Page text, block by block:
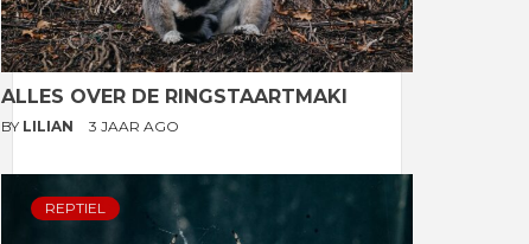
ALLES OVER DE RINGSTAARTMAKI
BY LILIAN 3 JAAR AGO
REPTIEL